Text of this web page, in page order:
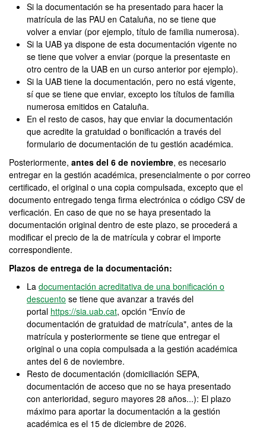
Si la documentación se ha presentado para hacer la
matrícula de las PAU en Cataluña, no se tiene que
volver a enviar (por ejemplo, título de familia numerosa).
Si la UAB ya dispone de esta documentación vigente no
se tiene que volver a enviar (porque la presentaste en
otro centro de la UAB en un curso anterior por ejemplo).
Si la UAB tiene la documentación, pero no está vigente,
sí que se tiene que enviar, excepto los títulos de familia
numerosa emitidos en Cataluña.
En el resto de casos, hay que enviar la documentación
que acredite la gratuidad o bonificación a través del
formulario de documentación de tu gestión académica.
Posteriormente, antes del 6 de noviembre, es necesario
entregar en la gestión académica, presencialmente o por correo
certificado, el original o una copia compulsada, excepto que el
documento entregado tenga firma electrónica o código CSV de
verficación. En caso de que no se haya presentado la
documentación original dentro de este plazo, se procederá a
modificar el precio de la de matrícula y cobrar el importe
correspondiente.
Plazos de entrega de la documentación:
La documentación acreditativa de una bonificación o
descuento se tiene que avanzar a través del
portal https://sia.uab.cat, opción "Envío de
documentación de gratuidad de matrícula", antes de la
matrícula y posteriormente se tiene que entregar el
original o una copia compulsada a la gestión académica
antes del 6 de noviembre.
Resto de documentación (domiciliación SEPA,
documentación de acceso que no se haya presentado
con anterioridad, seguro mayores 28 años...): El plazo
máximo para aportar la documentación a la gestión
académica es el 15 de diciembre de 2026.